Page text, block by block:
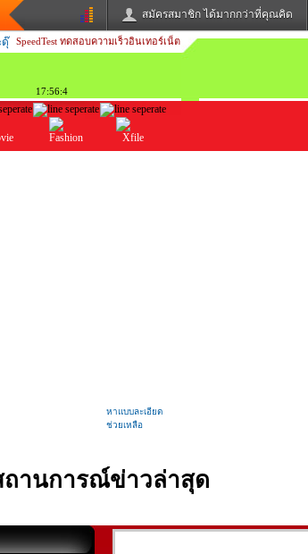
สมัครสมาชิก ได้มากกว่าที่คุณคิด
ข่าวดารา
แชทหมากฮอส
แต่งงาน
สุขภาพ
เข้าระบบด้วย User Kapook
Password
SpeedTest ทดสอบความเร็วอินเทอร์เน็ต
17:56:5
หาแบบละเอียด
ช่วยเหลือ
ถานการณ์ข่าวล่าสุด